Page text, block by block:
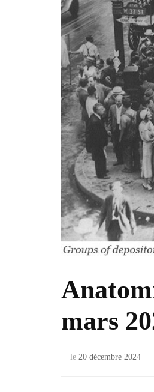
mars
le 20 décembre 2024